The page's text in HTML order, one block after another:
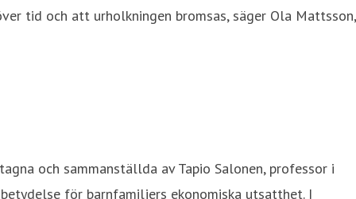
tid och att urholkningen bromsas, säger Ola Mattsson,
och sammanställda av Tapio Salonen, professor i
för barnfamiljers ekonomiska utsatthet. I